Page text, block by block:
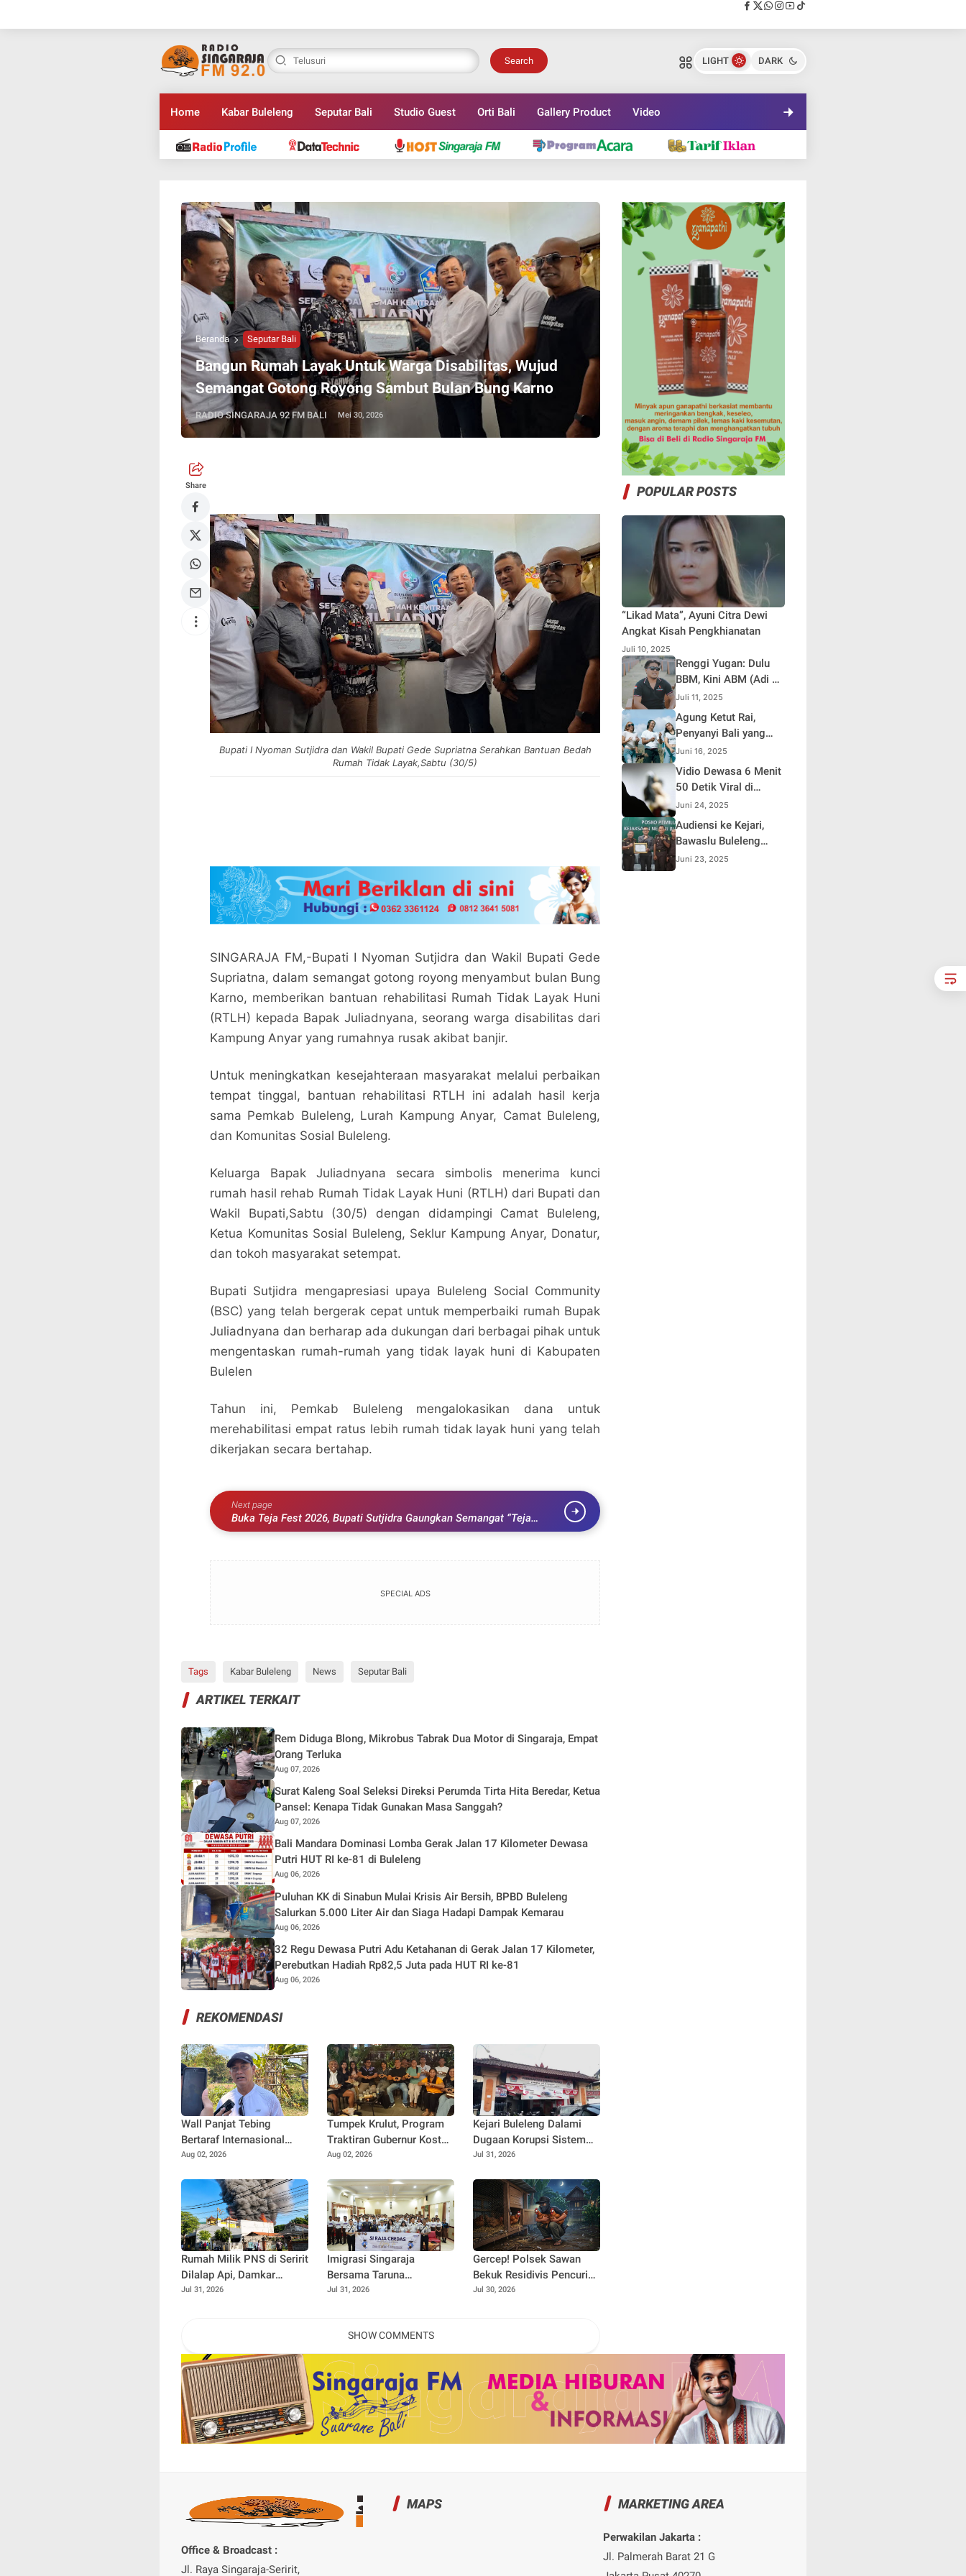
Search LIGHT DARK
Home Kabar Buleleng Seputar Bali Studio Guest Orti Bali Gallery Product Video
Beranda Seputar Bali
Bangun Rumah Layak Untuk Warga Disabilitas, Wujud
Semangat Gotong Royong Sambut Bulan Bung Karno
RADIO SINGARAJA 92 FM BALI Mei 30, 2026
Share
Bangun Rumah Layak Untuk Warga Disabilitas,
Wujud Semangat Gotong Royong Sambut Bulan
Bung Karno
SINGARAJA 92FM
Bupati I Nyoman Sutjidra dan Wakil Bupati Gede Supriatna Serahkan Bantuan Bedah
Rumah Tidak Layak,Sabtu (30/5)
SINGARAJA FM,-Bupati I Nyoman Sutjidra dan Wakil Bupati Gede
Supriatna, dalam semangat gotong royong menyambut bulan Bung
Karno, memberikan bantuan rehabilitasi Rumah Tidak Layak Huni
(RTLH) kepada Bapak Juliadnyana, seorang warga disabilitas dari
Kampung Anyar yang rumahnya rusak akibat banjir.
Untuk meningkatkan kesejahteraan masyarakat melalui perbaikan
tempat tinggal, bantuan rehabilitasi RTLH ini adalah hasil kerja
sama Pemkab Buleleng, Lurah Kampung Anyar, Camat Buleleng,
dan Komunitas Sosial Buleleng.
Keluarga Bapak Juliadnyana secara simbolis menerima kunci
rumah hasil rehab Rumah Tidak Layak Huni (RTLH) dari Bupati dan
Wakil Bupati,Sabtu (30/5) dengan didampingi Camat Buleleng,
Ketua Komunitas Sosial Buleleng, Seklur Kampung Anyar, Donatur,
dan tokoh masyarakat setempat.
Bupati Sutjidra mengapresiasi upaya Buleleng Social Community
(BSC) yang telah bergerak cepat untuk memperbaiki rumah Bupak
Juliadnyana dan berharap ada dukungan dari berbagai pihak untuk
mengentaskan rumah-rumah yang tidak layak huni di Kabupaten
Bulelen
Tahun ini, Pemkab Buleleng mengalokasikan dana untuk
merehabilitasi empat ratus lebih rumah tidak layak huni yang telah
dikerjakan secara bertahap.
Next page
Buka Teja Fest 2026, Bupati Sutjidra Gaungkan Semangat “Teja
Nawasena” untuk Budaya dan Ekonomi Kreatif
SPECIAL ADS
Tags Kabar Buleleng News Seputar Bali
Bangun Rumah Layak Untuk Warga Disabilitas,
Wujud Semangat Gotong Royong Sambut Bulan
Bung Karno
SINGARAJA 92FM
ARTIKEL TERKAIT
Rem Diduga Blong, Mikrobus Tabrak Dua Motor di Singaraja, Empat
Orang Terluka
Aug 07, 2026
Surat Kaleng Soal Seleksi Direksi Perumda Tirta Hita Beredar, Ketua
Pansel: Kenapa Tidak Gunakan Masa Sanggah?
Aug 07, 2026
Bali Mandara Dominasi Lomba Gerak Jalan 17 Kilometer Dewasa
Putri HUT RI ke-81 di Buleleng
Aug 06, 2026
Puluhan KK di Sinabun Mulai Krisis Air Bersih, BPBD Buleleng
Salurkan 5.000 Liter Air dan Siaga Hadapi Dampak Kemarau
Aug 06, 2026
32 Regu Dewasa Putri Adu Ketahanan di Gerak Jalan 17 Kilometer,
Perebutkan Hadiah Rp82,5 Juta pada HUT RI ke-81
Aug 06, 2026
REKOMENDASI
Wall Panjat Tebing
Bertaraf Internasional
Dibangun di Buleleng,
Bali
Aug 02, 2026
Tumpek Krulut, Program
Traktiran Gubernur Koster
Dongkrak Omzet UMKM
Aug 02, 2026
Kejari Buleleng Dalami
Dugaan Korupsi Sistem
Elektronik Perumda Pasar,
Jul 31, 2026
Rumah Milik PNS di Seririt
Dilalap Api, Damkar
Buleleng Berjibaku
Jul 31, 2026
Imigrasi Singaraja
Bersama Taruna
Poltekimipas Edukasi
Jul 31, 2026
Gercep! Polsek Sawan
Bekuk Residivis Pencuri
Dua Ekor Ayam Kurang
Jul 30, 2026
SHOW COMMENTS
POPULAR POSTS
“Likad Mata”, Ayuni Citra Dewi
Angkat Kisah Pengkhianatan
Juli 10, 2025
Renggi Yugan: Dulu
BBM, Kini ABM (Adi Be
Mesanding)
Juli 11, 2025
Agung Ketut Rai,
Penyanyi Bali yang
Viral Lewat Lagu
"Timpal Sirep"
Juni 16, 2025
Vidio Dewasa 6 Menit
50 Detik Viral di
Sosmed ,Polisi
Lakukan Penelusuran
Juni 24, 2025
Audiensi ke Kejari,
Bawaslu Buleleng
Apresiasi Sinergi
Juni 23, 2025
Office & Broadcast :
Jl. Raya Singaraja-Seririt,
MAPS MARKETING AREA
Perwakilan Jakarta :
Jl. Palmerah Barat 21 G